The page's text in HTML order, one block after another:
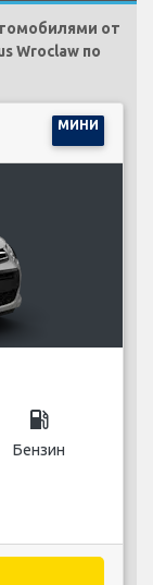
от
Wroclaw по
МИНИ
local_gas_station
Бензин